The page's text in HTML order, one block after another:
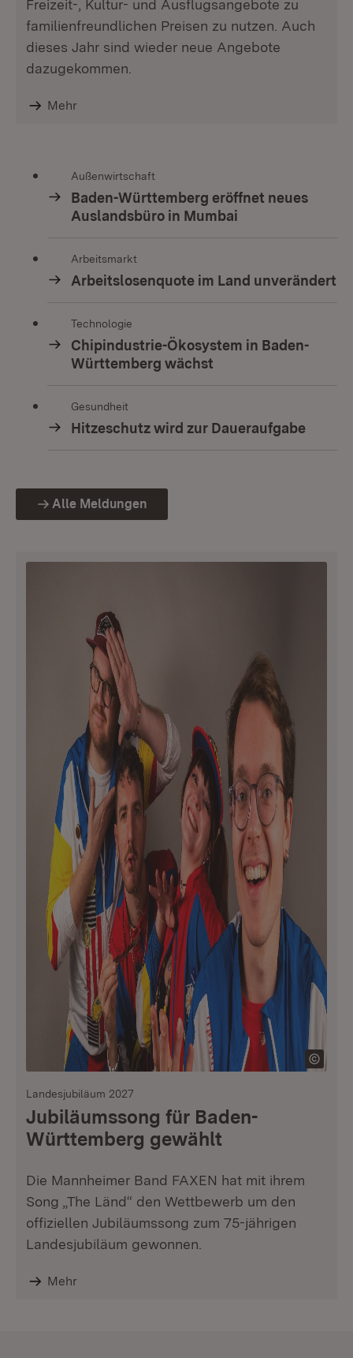
Freizeit-, Kultur- und Ausflugsangebote zu
familienfreundlichen Preisen zu nutzen. Auch
dieses Jahr sind wieder neue Angebote
dazugekommen.
Mehr
Außenwirtschaft
Baden-Württemberg eröffnet neues
Auslandsbüro in Mumbai
Arbeitsmarkt
Arbeitslosenquote im Land unverändert
Technologie
Chipindustrie-Ökosystem in Baden-
Württemberg wächst
Gesundheit
Hitzeschutz wird zur Daueraufgabe
Alle Meldungen
Landesjubiläum 2027
Jubiläumssong für Baden-
Württemberg gewählt
Die Mannheimer Band FAXEN hat mit ihrem
Song „The Länd“ den Wettbewerb um den
offiziellen Jubiläumssong zum 75-jährigen
Landesjubiläum gewonnen.
Mehr